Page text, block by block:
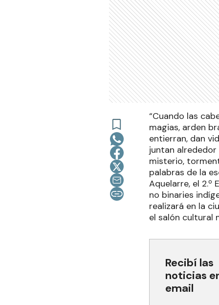
“Cuando las
magias, arden
entierran, dan
juntan alrededor
misterio,
palabras de la
Aquelarre, el 2.º
no binaries
realizará en la
el salón cultural
Recibí las
noticias
email